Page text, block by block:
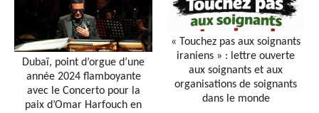
Dubaï, point d’orgue d’une
année 2024 flamboyante
avec le Concerto pour la
paix d’Omar Harfouch en
« Touchez pas aux soignants
iraniens » : lettre ouverte
aux soignants et aux
organisations de soignants
dans le monde